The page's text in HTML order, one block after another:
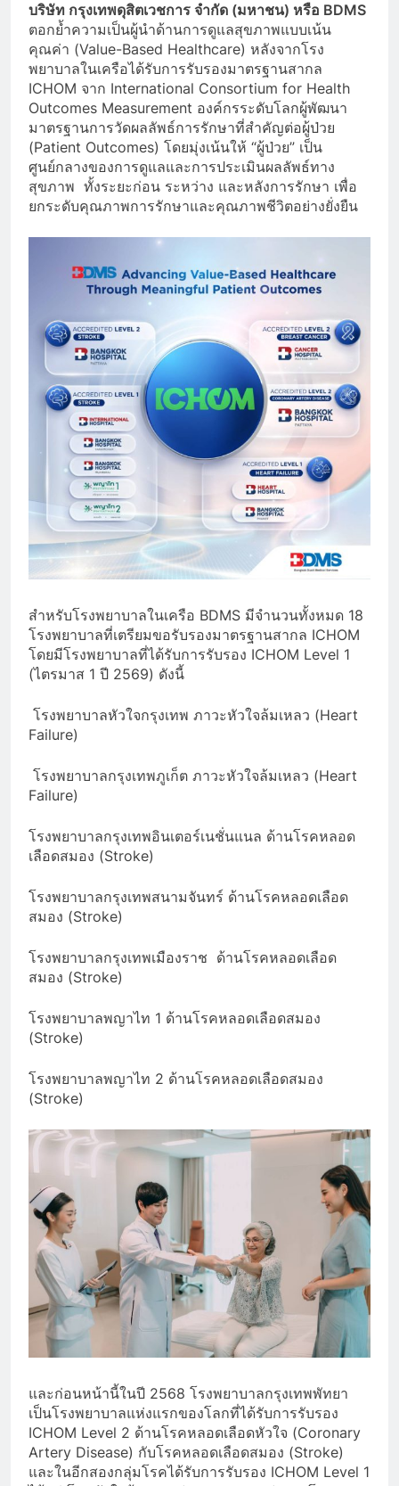
บริษัท กรุงเทพดุสิตเวชการ จำกัด (มหาชน) หรือ BDMS
ตอกย้ำความเป็นผู้นำด้านการดูแลสุขภาพแบบเน้น
คุณค่า (Value-Based Healthcare) หลังจากโรง
พยาบาลในเครือได้รับการรับรองมาตรฐานสากล
ICHOM จาก International Consortium for Health
Outcomes Measurement องค์กรระดับโลกผู้พัฒนา
มาตรฐานการวัดผลลัพธ์การรักษาที่สำคัญต่อผู้ป่วย
(Patient Outcomes) โดยมุ่งเน้นให้ “ผู้ป่วย” เป็น
ศูนย์กลางของการดูแลและการประเมินผลลัพธ์ทาง
สุขภาพ ทั้งระยะก่อน ระหว่าง และหลังการรักษา เพื่อ
ยกระดับคุณภาพการรักษาและคุณภาพชีวิตอย่างยั่งยืน
สำหรับโรงพยาบาลในเครือ BDMS มีจำนวนทั้งหมด 18
โรงพยาบาลที่เตรียมขอรับรองมาตรฐานสากล ICHOM
โดยมีโรงพยาบาลที่ได้รับการรับรอง ICHOM Level 1
(ไตรมาส 1 ปี 2569) ดังนี้
โรงพยาบาลหัวใจกรุงเทพ ภาวะหัวใจล้มเหลว (Heart
Failure)
โรงพยาบาลกรุงเทพภูเก็ต ภาวะหัวใจล้มเหลว (Heart
Failure)
โรงพยาบาลกรุงเทพอินเตอร์เนชั่นแนล ด้านโรคหลอด
เลือดสมอง (Stroke)
โรงพยาบาลกรุงเทพสนามจันทร์ ด้านโรคหลอดเลือด
สมอง (Stroke)
โรงพยาบาลกรุงเทพเมืองราช ด้านโรคหลอดเลือด
สมอง (Stroke)
โรงพยาบาลพญาไท 1 ด้านโรคหลอดเลือดสมอง
(Stroke)
โรงพยาบาลพญาไท 2 ด้านโรคหลอดเลือดสมอง
(Stroke)
และก่อนหน้านี้ในปี 2568 โรงพยาบาลกรุงเทพพัทยา
เป็นโรงพยาบาลแห่งแรกของโลกที่ได้รับการรับรอง
ICHOM Level 2 ด้านโรคหลอดเลือดหัวใจ (Coronary
Artery Disease) กับโรคหลอดเลือดสมอง (Stroke)
และในอีกสองกลุ่มโรคได้รับการรับรอง ICHOM Level 1